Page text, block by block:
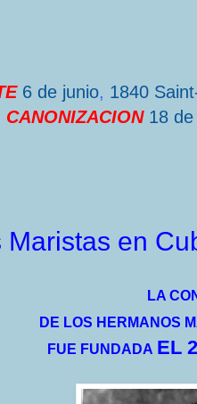
6 de junio, 1840
CANONIZACION 18 de
Maristas en
LA
DE LOS HERMANOS
FUE FUNDADA EL